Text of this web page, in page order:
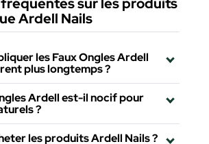
Ardell Nails
les Faux Ongles Ardell
plus longtemps ?
Ardell est-il nocif pour
?
les produits Ardell Nails ?